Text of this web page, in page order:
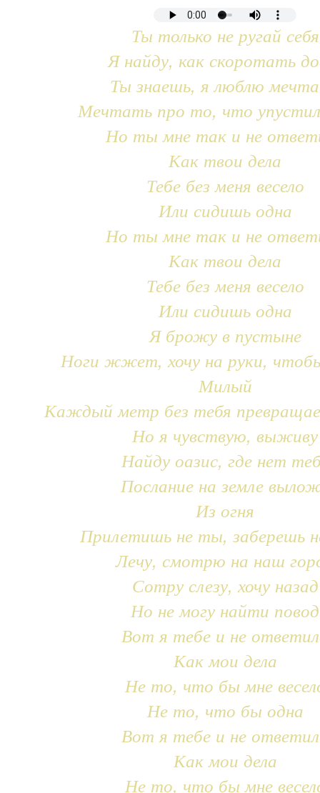
Ты только не ругай себя
Я найду, как скоротать
Ты знаешь, я люблю
Мечтать про то, что
Но ты мне так и не
Как твои дела
Тебе без меня весело
Или сидишь одна
Но ты мне так и не
Как твои дела
Тебе без меня весело
Или сидишь одна
Я брожу в пустыне
Ноги жжет, хочу на руки,
Милый
Каждый метр без тебя
Но я чувствую, выживу
Найду оазис, где нет
Послание на земле
Из огня
Прилетишь не ты, заберешь
Лечу, смотрю на наш
Сотру слезу, хочу назад
Но не могу найти повод
Вот я тебе и не
Как мои дела
Не то, что бы мне
Не то, что бы одна
Вот я тебе и не
Как мои дела
Не то, что бы мне